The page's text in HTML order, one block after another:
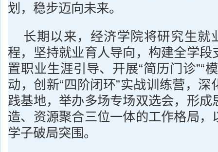
划，稳步迈向未来。
长期以来，经济学院将研究生就
程，坚持就业育人导向，构建全学段
置职业生涯引导、开展“简历门诊”“
动，创新“四阶闭环”实战训练营，深
践基地，举办多场专场双选会，形成
造、资源聚合三位一体的工作格局，
学子破局突围。